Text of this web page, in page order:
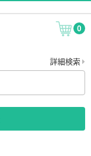
0
詳細検索